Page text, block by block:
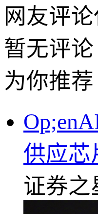
网友评
暂无评论
为你推荐
供应芯
证券之